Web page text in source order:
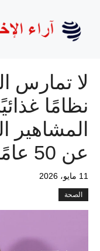
المحتوى
لا تمارس
نظامًا
المشاهير
عن 50 عامًا بدلاً من ذلك
11 مايو، 2026
الصحة